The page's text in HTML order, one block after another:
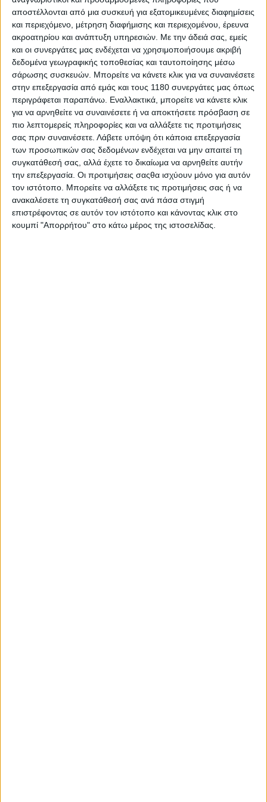
αποστέλλονται από μια συσκευή για εξατομικευμένες διαφημίσεις
και περιεχόμενο, μέτρηση διαφήμισης και περιεχομένου, έρευνα
ακροατηρίου και ανάπτυξη υπηρεσιών. Με την άδειά σας, εμείς
και οι συνεργάτες μας ενδέχεται να χρησιμοποιήσουμε ακριβή
δεδομένα γεωγραφικής τοποθεσίας και ταυτοποίησης μέσω
σάρωσης συσκευών. Μπορείτε να κάνετε κλικ για να συναινέσετε
στην επεξεργασία από εμάς και τους 1180 συνεργάτες μας όπως
περιγράφεται παραπάνω. Εναλλακτικά, μπορείτε να κάνετε κλικ
για να αρνηθείτε να συναινέσετε ή να αποκτήσετε πρόσβαση σε
πιο λεπτομερείς πληροφορίες και να αλλάξετε τις προτιμήσεις
σας πριν συναινέσετε. Λάβετε υπόψη ότι κάποια επεξεργασία
των προσωπικών σας δεδομένων ενδέχεται να μην απαιτεί τη
συγκατάθεσή σας, αλλά έχετε το δικαίωμα να αρνηθείτε αυτήν
την επεξεργασία. Οι προτιμήσεις σαςθα ισχύουν μόνο για αυτόν
τον ιστότοπο. Μπορείτε να αλλάξετε τις προτιμήσεις σας ή να
ανακαλέσετε τη συγκατάθεσή σας ανά πάσα στιγμή
επιστρέφοντας σε αυτόν τον ιστότοπο και κάνοντας κλικ στο
κουμπί "Απορρήτου" στο κάτω μέρος της ιστοσελίδας.
μάνατζερ του νεαρού Ισπανού αναβάτη Victor ...
Race News 21/11/2025
MotoGP: Ο Maverick Vinales παίρνει για προπονητή
τον Jorge Lorenzo!
Η επόμενη σεζόν του Maverick Vinales θα είναι η δωδέκατη